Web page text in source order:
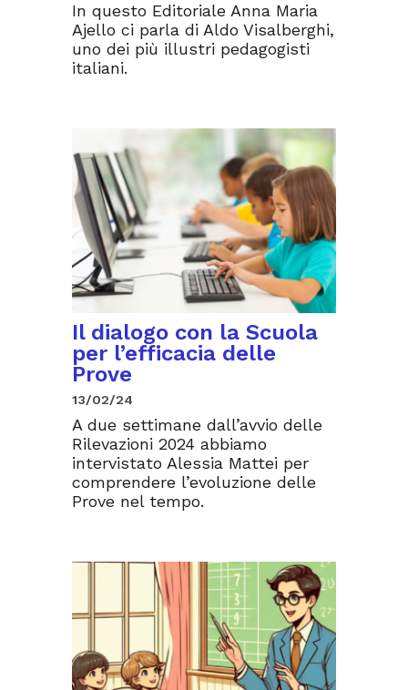
In questo Editoriale Anna Maria
Ajello ci parla di Aldo Visalberghi,
uno dei più illustri pedagogisti
italiani.
Il dialogo con la Scuola
per l’efficacia delle
Prove
13/02/24
A due settimane dall’avvio delle
Rilevazioni 2024 abbiamo
intervistato Alessia Mattei per
comprendere l’evoluzione delle
Prove nel tempo.